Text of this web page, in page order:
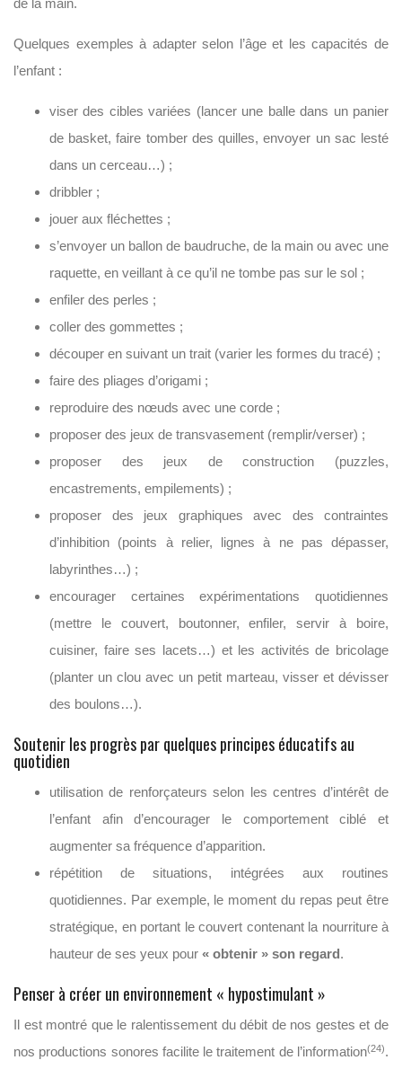
de la main.
Quelques exemples à adapter selon l’âge et les capacités de
l’enfant :
viser des cibles variées (lancer une balle dans un panier
de basket, faire tomber des quilles, envoyer un sac lesté
dans un cerceau…) ;
dribbler ;
jouer aux fléchettes ;
s’envoyer un ballon de baudruche, de la main ou avec une
raquette, en veillant à ce qu’il ne tombe pas sur le sol ;
enfiler des perles ;
coller des gommettes ;
découper en suivant un trait (varier les formes du tracé) ;
faire des pliages d’origami ;
reproduire des nœuds avec une corde ;
proposer des jeux de transvasement (remplir/verser) ;
proposer des jeux de construction (puzzles,
encastrements, empilements) ;
proposer des jeux graphiques avec des contraintes
d’inhibition (points à relier, lignes à ne pas dépasser,
labyrinthes…) ;
encourager certaines expérimentations quotidiennes
(mettre le couvert, boutonner, enfiler, servir à boire,
cuisiner, faire ses lacets…) et les activités de bricolage
(planter un clou avec un petit marteau, visser et dévisser
des boulons…).
Soutenir les progrès par quelques principes éducatifs au
quotidien
utilisation de renforçateurs selon les centres d’intérêt de
l’enfant afin d’encourager le comportement ciblé et
augmenter sa fréquence d’apparition.
répétition de situations, intégrées aux routines
quotidiennes. Par exemple, le moment du repas peut être
stratégique, en portant le couvert contenant la nourriture à
hauteur de ses yeux pour « obtenir » son regard.
Penser à créer un environnement « hypostimulant »
Il est montré que le ralentissement du débit de nos gestes et de
nos productions sonores facilite le traitement de l’information(24).